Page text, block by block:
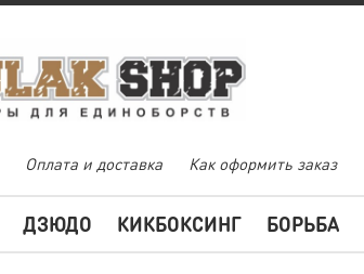
Оплата и доставка Как оформить заказ
ДЗЮДО КИКБОКСИНГ БОРЬБА